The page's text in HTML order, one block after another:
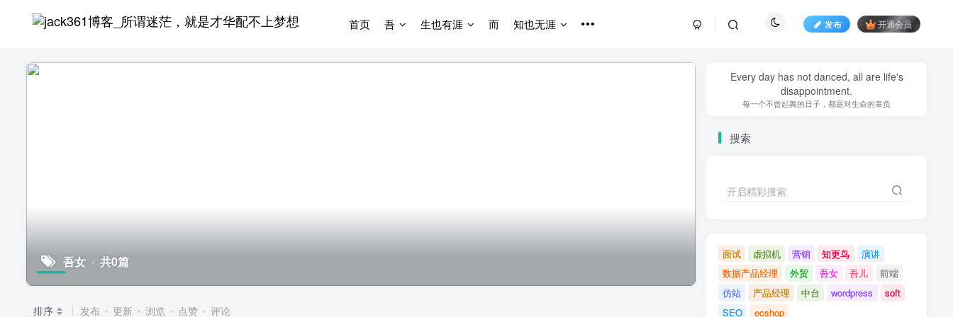
首页 吾 生也有涯 而 知也无涯 发布 开通会员
吾女 共0篇
排序 发布 更新 浏览 点赞 评论
Every day has not danced, all are life's
disappointment.
每一个不曾起舞的日子，都是对生命的辜负
搜索
开启精彩搜索
面试 虚拟机 营销 知更鸟
演讲
数据产品经理
外贸 吾女 吾儿
前端
仿站
产品经理 中台 wordpress
soft
SEO
ecshop